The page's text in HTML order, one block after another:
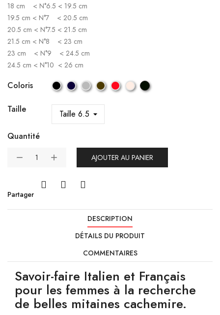
18 cm < N°6.5 < 19.5 cm
19.5 cm < N°7 < 20.5 cm
20.5 cm < N°7.5 < 21.5 cm
21.5 cm < N°8 < 23 cm
23 cm < N°9 < 24.5 cm
24.5 cm < N°10 < 26 cm
Coloris
Taille
Quantité
AJOUTER AU PANIER
Partager
DESCRIPTION
DÉTAILS DU PRODUIT
COMMENTAIRES
Savoir-faire Italien et Français
pour les femmes à la recherche
de belles mitaines cachemire.